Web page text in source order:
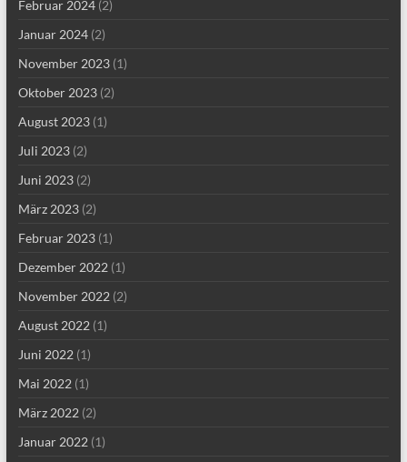
Februar 2024(2)
Januar 2024(2)
November 2023(1)
Oktober 2023(2)
August 2023(1)
Juli 2023(2)
Juni 2023(2)
März 2023(2)
Februar 2023(1)
Dezember 2022(1)
November 2022(2)
August 2022(1)
Juni 2022(1)
Mai 2022(1)
März 2022(2)
Januar 2022(1)